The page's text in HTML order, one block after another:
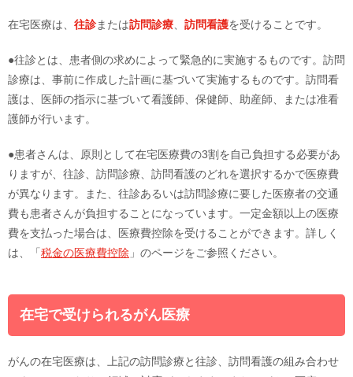
在宅医療は、 往診または訪問診療 訪問看護を受けることです。
●往診とは、患者側の求めによって緊急的に実施するものです。訪問
診療は、事前に作成した計画に基づいて実施するものです。訪問看
護は、医師の指示に基づいて看護師、保健師、助産師、または准看
護師が行います。
●患者さんは、原則として在宅医療費の3割を自己負担する必要があ
りますが、往診、訪問診療、訪問看護のどれを選択するかで医療費
が異なります。また、往診あるいは訪問診療に要した医療者の交通
費も患者さんが負担することになっています。一定金額以上の医療
費を支払った場合は、医療費控除を受けることができます。詳しく
は、「 税金の医療費控除 」のページをご参照ください。
在宅で受けられるがん医療
がんの在宅医療は、上記の訪問診療と往診、訪問看護の組み合わせ